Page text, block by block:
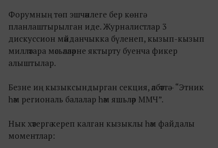
Форумның төп эшчәнлеге бер көнгә
планлаштырылган иде. Журналистлар 3
дискуссион мәйданчыкка бүленеп, кызып-кызып
милләтара мәсьәләләрне яктырту буенча фикер
алыштылар.
Безне иң кызыксындырган секция, әлбәттә – “Этник
һәм региональ балалар һәм яшьләр ММЧ”.
Нык хәтергә кереп калган кызыклы һәм файдалы
моментлар: